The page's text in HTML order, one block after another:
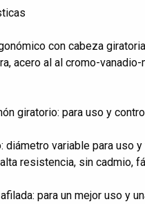
con cabeza giratoria
acero al al cromo-
giratorio: para uso y
diámetro variable para uso
resistencia, sin cadmio,
para un mejor uso y